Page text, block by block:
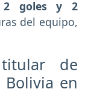
2 goles y 2
del equipo,
de
Bolivia en